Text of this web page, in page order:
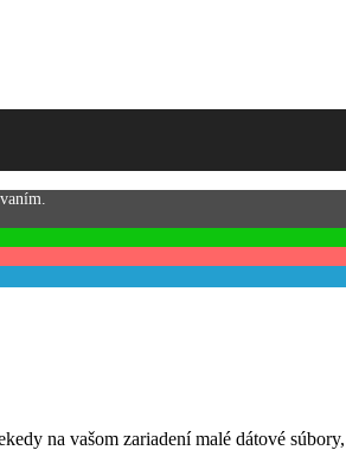
na vašom zariadení malé dátové